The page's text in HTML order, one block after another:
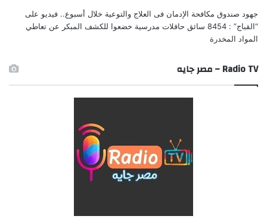
جهود صندوق مكافحة الإدمان فى العلاج والتوعية خلال أسبوع.. فيديو على
“القباج” : 8454 سائق حافلات مدرسية خضعوا للكشف المبكر عن تعاطي
المواد المخدرة
Radio TV – مصر جايه